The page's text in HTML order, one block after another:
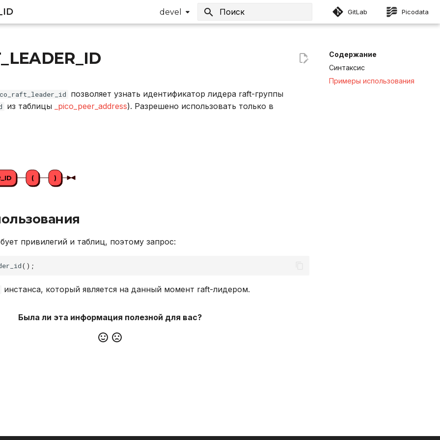
devel GitLab Picodata
Содержание
Синтаксис
Примеры использования
позволяет узнать идентификатор лидера raft-группы
из таблицы _pico_peer_address). Разрешено использовать только в
( )
привилегий и таблиц, поэтому запрос:
();
инстанса, который является на данный момент raft-лидером.
Была ли эта информация полезной для вас?